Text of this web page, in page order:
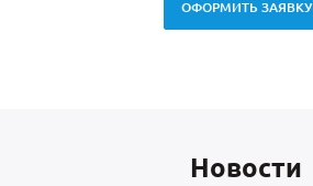
ОФОРМИТЬ ЗАЯВКУ
Новоcти